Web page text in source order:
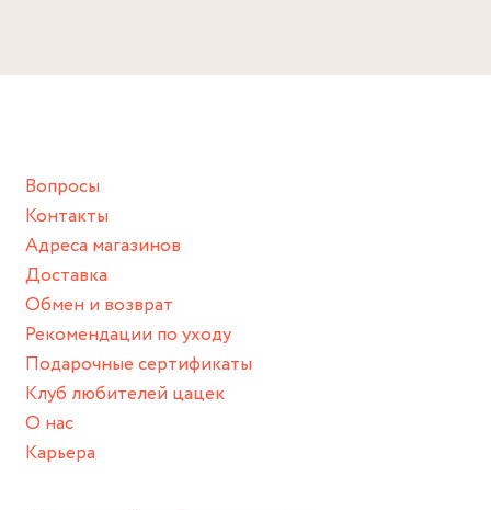
Снимайте ваше украшение перед купанием (и в море, и в
спортивный инвентарь).
Храните изделие в сухом месте.
Для надежного хранения мы доставляем все изделия в
нашей фирменной коробке или упаковке бренда.
Пожалуйста, используйте эту упаковку для хранения,
пока не носите украшение на себе.
Вопросы
Контакты
Адреса магазинов
Доставка
Обмен и возврат
Рекомендации по уходу
Подарочные сертификаты
Клуб любителей цацек
О нас
Карьера